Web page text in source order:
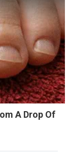
A Drop Of